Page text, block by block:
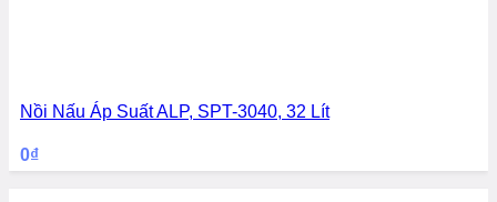
Nồi Nấu Áp Suất ALP, SPT-3040, 32 Lít
0₫